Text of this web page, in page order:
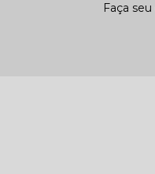
Faça